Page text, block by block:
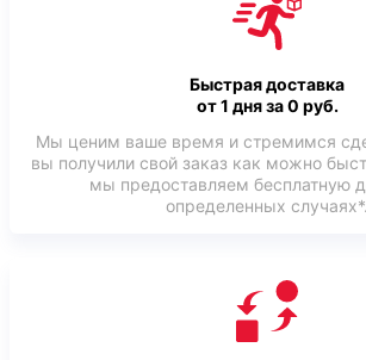
Быстрая доставка
от 1 дня за 0 руб.
Мы ценим ваше время и стремимся
вы получили свой заказ как можно
мы предоставляем бесплатную
определенных случаях*.